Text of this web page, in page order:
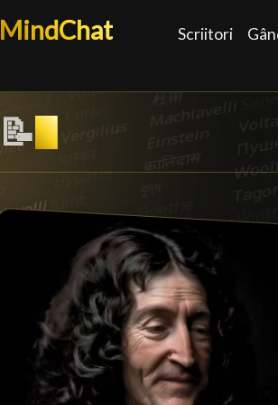
MindChat Scriitori
📝French moralist
█